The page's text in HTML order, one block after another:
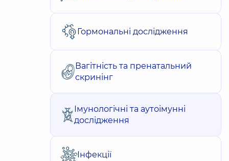
Гормональні дослідження
Вагітність та пренатальний
скринінг
Імунологічні та аутоімунні
дослідження
Інфекції